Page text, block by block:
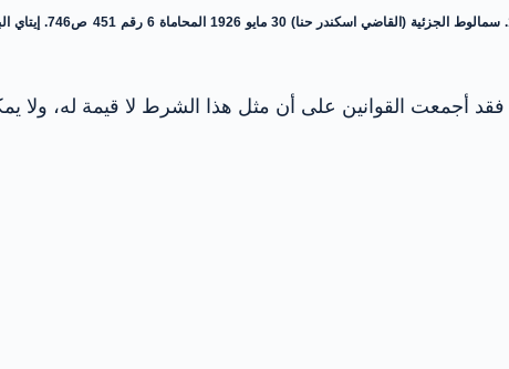
أجمعت القوانين على أن مثل هذا الشرط لا قيمة له، ولا